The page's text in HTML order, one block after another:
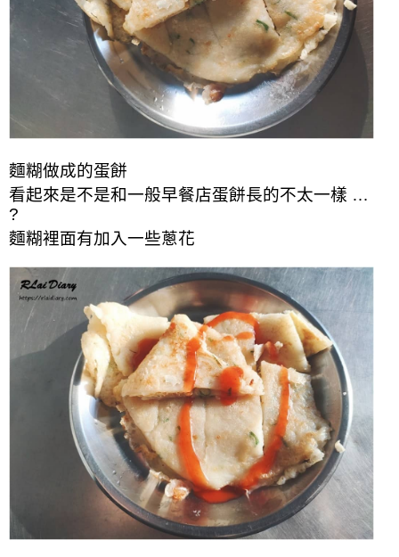
麵糊做成的蛋餅
看起來是不是和一般早餐店蛋餅長的不太一樣 …
?
麵糊裡面有加入一些蔥花